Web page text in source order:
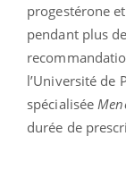
progestérone
pendant plus
l’Université de
spécialisée
durée de